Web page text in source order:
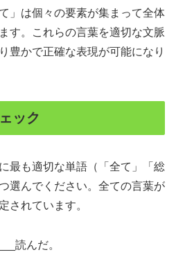
」は個々の要素が集まって全体
す。これらの言葉を適切な文脈
豊かで正確な表現が可能になり
ック
最も適切な単語（「全て」「総
選んでください。全ての言葉が
されています。
読んだ。